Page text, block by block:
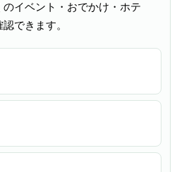
イベント・おでかけ・ホテ
できます。